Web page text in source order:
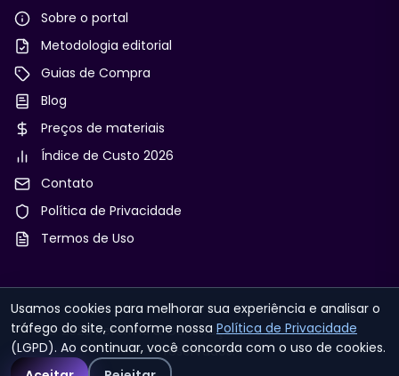
Sobre o portal
Metodologia editorial
Guias de Compra
Blog
Preços de materiais
Índice de Custo 2026
Contato
Política de Privacidade
Termos de Uso
© 2026 Reforma & Construção. Todos os direitos
reservados.
Usamos cookies para melhorar sua experiência e analisar o
tráfego do site, conforme nossa Política de Privacidade
(LGPD). Ao continuar, você concorda com o uso de cookies.